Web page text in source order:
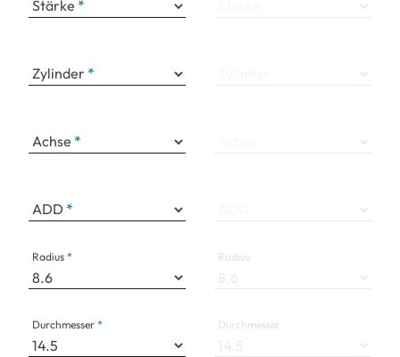
Stärke
Zylinder
Achse
ADD
Radius
Durchmesser
Radius
Durchmesser